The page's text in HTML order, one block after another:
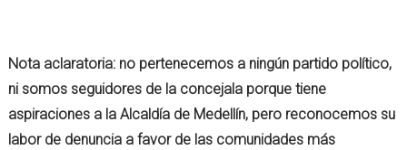
Nota aclaratoria: no pertenecemos a ningún partido político,
ni somos seguidores de la concejala porque tiene
aspiraciones a la Alcaldía de Medellín, pero reconocemos su
labor de denuncia a favor de las comunidades más